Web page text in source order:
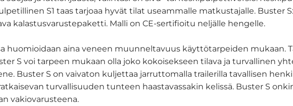
S1 taas tarjoaa hyvät tilat useammalle matkustajalle. Buster
kalastusvarustepaketti. Malli on CE-sertifioitu neljälle hengelle.
huomioidaan aina veneen muunneltavuus käyttötarpeiden mukaan.
S voi tarpeen mukaan olla joko kokoisekseen tilava ja turvallinen
Buster S on vaivaton kuljettaa jarruttomalla trailerilla tavallisen
turvallisuuden tunteen haastavassakin kelissä. Buster S
vakiovarusteena.